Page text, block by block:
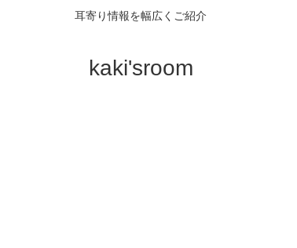
耳寄り情報を幅広くご紹介
kaki'sroom